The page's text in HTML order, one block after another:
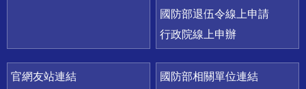
國防部退伍令線上申請
行政院線上申辦
官網友站連結
國防部相關單位連結